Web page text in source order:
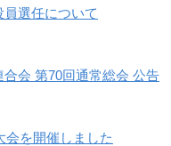
選任について
会 第70回通常総会 公告
会を開催しました